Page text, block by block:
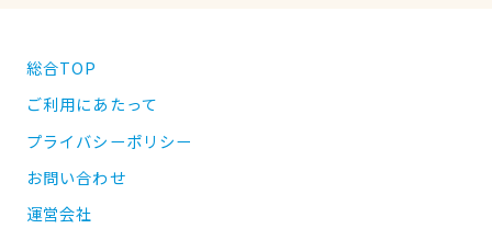
総合TOP
ご利用にあたって
プライバシーポリシー
お問い合わせ
運営会社